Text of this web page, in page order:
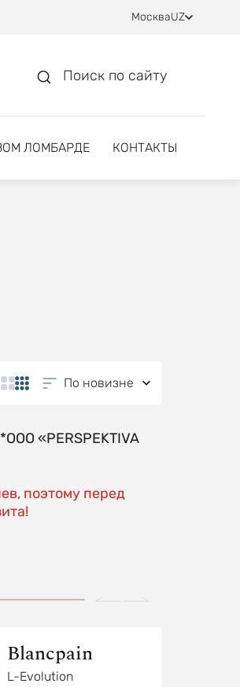
МоскваUZ
Поиск по сайту
ЛОМБАРДЕ КОНТАКТЫ
По новизне
«PERSPEKTIVA
поэтому перед
Blancpain
L-Evolution